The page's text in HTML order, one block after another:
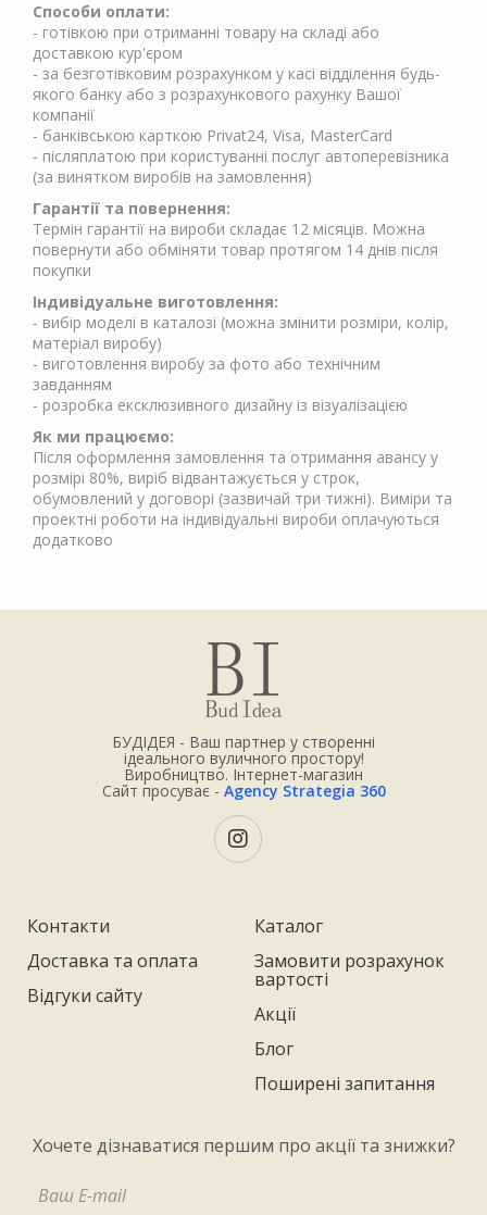
Способи оплати:
- готівкою при отриманні товару на складі або
доставкою кур'єром
- за безготівковим розрахунком у касі відділення будь-
якого банку або з розрахункового рахунку Вашої
компанії
- банківською карткою Privat24, Visa, MasterCard
- післяплатою при користуванні послуг автоперевізника
(за винятком виробів на замовлення)
Гарантії та повернення:
Термін гарантії на вироби складає 12 місяців. Можна
повернути або обміняти товар протягом 14 днів після
покупки
Індивідуальне виготовлення:
- вибір моделі в каталозі (можна змінити розміри, колір,
матеріал виробу)
- виготовлення виробу за фото або технічним
завданням
- розробка ексклюзивного дизайну із візуалізацією
Як ми працюємо:
Після оформлення замовлення та отримання авансу у
розмірі 80%, виріб відвантажується у строк,
обумовлений у договорі (зазвичай три тижні). Виміри та
проектні роботи на індивідуальні вироби оплачуються
додатково
БУДІДЕЯ - Ваш партнер у створенні
ідеального вуличного простору!
Виробництво. Інтернет-магазин
Сайт просуває - Agency Strategia 360
Контакти
Доставка та оплата
Відгуки сайту
Каталог
Замовити розрахунок
вартості
Акції
Блог
Поширені запитання
Хочете дізнаватися першим про акції та знижки?